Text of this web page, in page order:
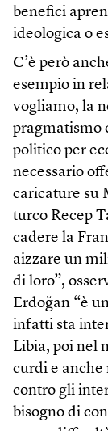
benefici
ideologica o
C’è però
esempio in
vogliamo, la
pragmatismo
politico per
necessario
caricature su
turco Recep
cadere la
aizzare un
di loro”,
Erdoğan “è
infatti sta
Libia, poi nel
curdi e anche
contro gli
bisogno di